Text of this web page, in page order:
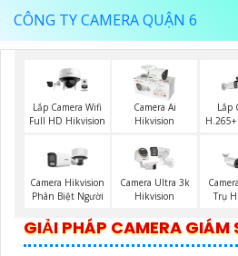
CÔNG TY CAMERA QUẬN 6
Lắp Camera Wifi
Full HD Hikvision
Camera Ai
Hikvision
Lắp
Camera Hikvision
Phân Biệt Người
Camera Ultra 3k
Hikvision
Trụ
GIẢI PHÁP CAMERA GIÁM